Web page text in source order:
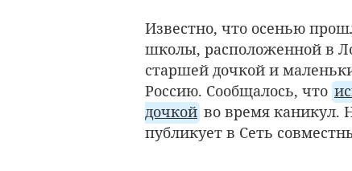
Известно, что осенью
школы, расположенной в
старшей дочкой и
Россию. Сообщалось, что
дочкой во время каникул.
публикует в Сеть